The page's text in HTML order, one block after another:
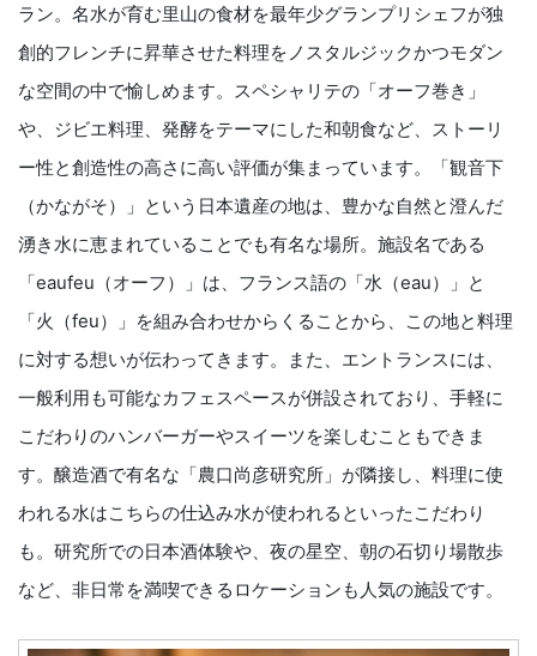
ラン。名水が育む里山の食材を最年少グランプリシェフが独
創的フレンチに昇華させた料理をノスタルジックかつモダン
な空間の中で愉しめます。スペシャリテの「オーフ巻き」
や、ジビエ料理、発酵をテーマにした和朝食など、ストーリ
ー性と創造性の高さに高い評価が集まっています。「観音下
（かながそ）」という日本遺産の地は、豊かな自然と澄んだ
湧き水に恵まれていることでも有名な場所。施設名である
「eaufeu（オーフ）」は、フランス語の「水（eau）」と
「火（feu）」を組み合わせからくることから、この地と料理
に対する想いが伝わってきます。また、エントランスには、
一般利用も可能なカフェスペースが併設されており、手軽に
こだわりのハンバーガーやスイーツを楽しむこともできま
す。醸造酒で有名な「農口尚彦研究所」が隣接し、料理に使
われる水はこちらの仕込み水が使われるといったこだわり
も。研究所での日本酒体験や、夜の星空、朝の石切り場散歩
など、非日常を満喫できるロケーションも人気の施設です。